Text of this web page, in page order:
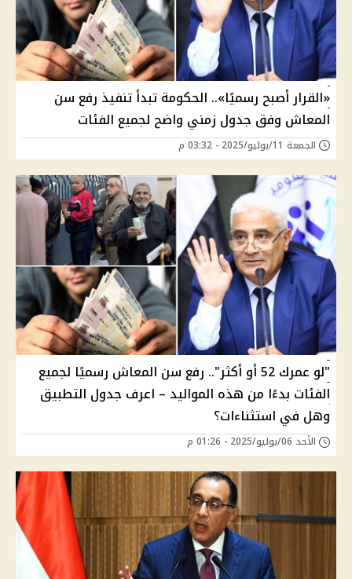
«القرار أصبح رسميًا».. الحكومة تبدأ تنفيذ رفع سن
المعاش وفق جدول زمني واضح لجميع الفئات
الجمعة 11/يوليو/2025 - 03:32 م
"لو عمرك 52 أو أكثر".. رفع سن المعاش رسميًا لجميع
الفئات بدءًا من هذه المواليد – اعرف جدول التطبيق
وهل في استثناءات؟
الأحد 06/يوليو/2025 - 01:26 م